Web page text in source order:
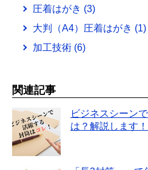
圧着はがき (3)
大判（A4）圧着はがき (1)
加工技術 (6)
関連記事
ビジネスシーン
は？解説します！